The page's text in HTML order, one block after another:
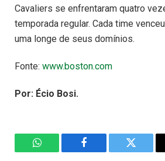
Cavaliers se enfrentaram quatro
temporada regular. Cada time
uma longe de seus domínios.
Fonte: www.boston.com
Por: Écio Bosi.
WhatsAppFacebook Twitter